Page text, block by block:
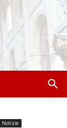
Notizie